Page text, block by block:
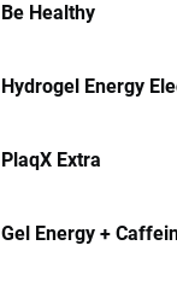
Be Healthy
Hydrogel Energy
PlaqX Extra
Gel Energy +